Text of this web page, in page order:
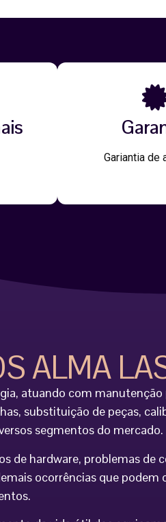
Gariantia de
ALMA
atuando com manutenção
substituição de peças,
segmentos do mercado.
de hardware, problemas de
ocorrências que